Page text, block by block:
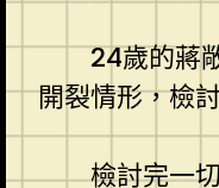
24歲的蔣
開裂情形，檢
檢討完一